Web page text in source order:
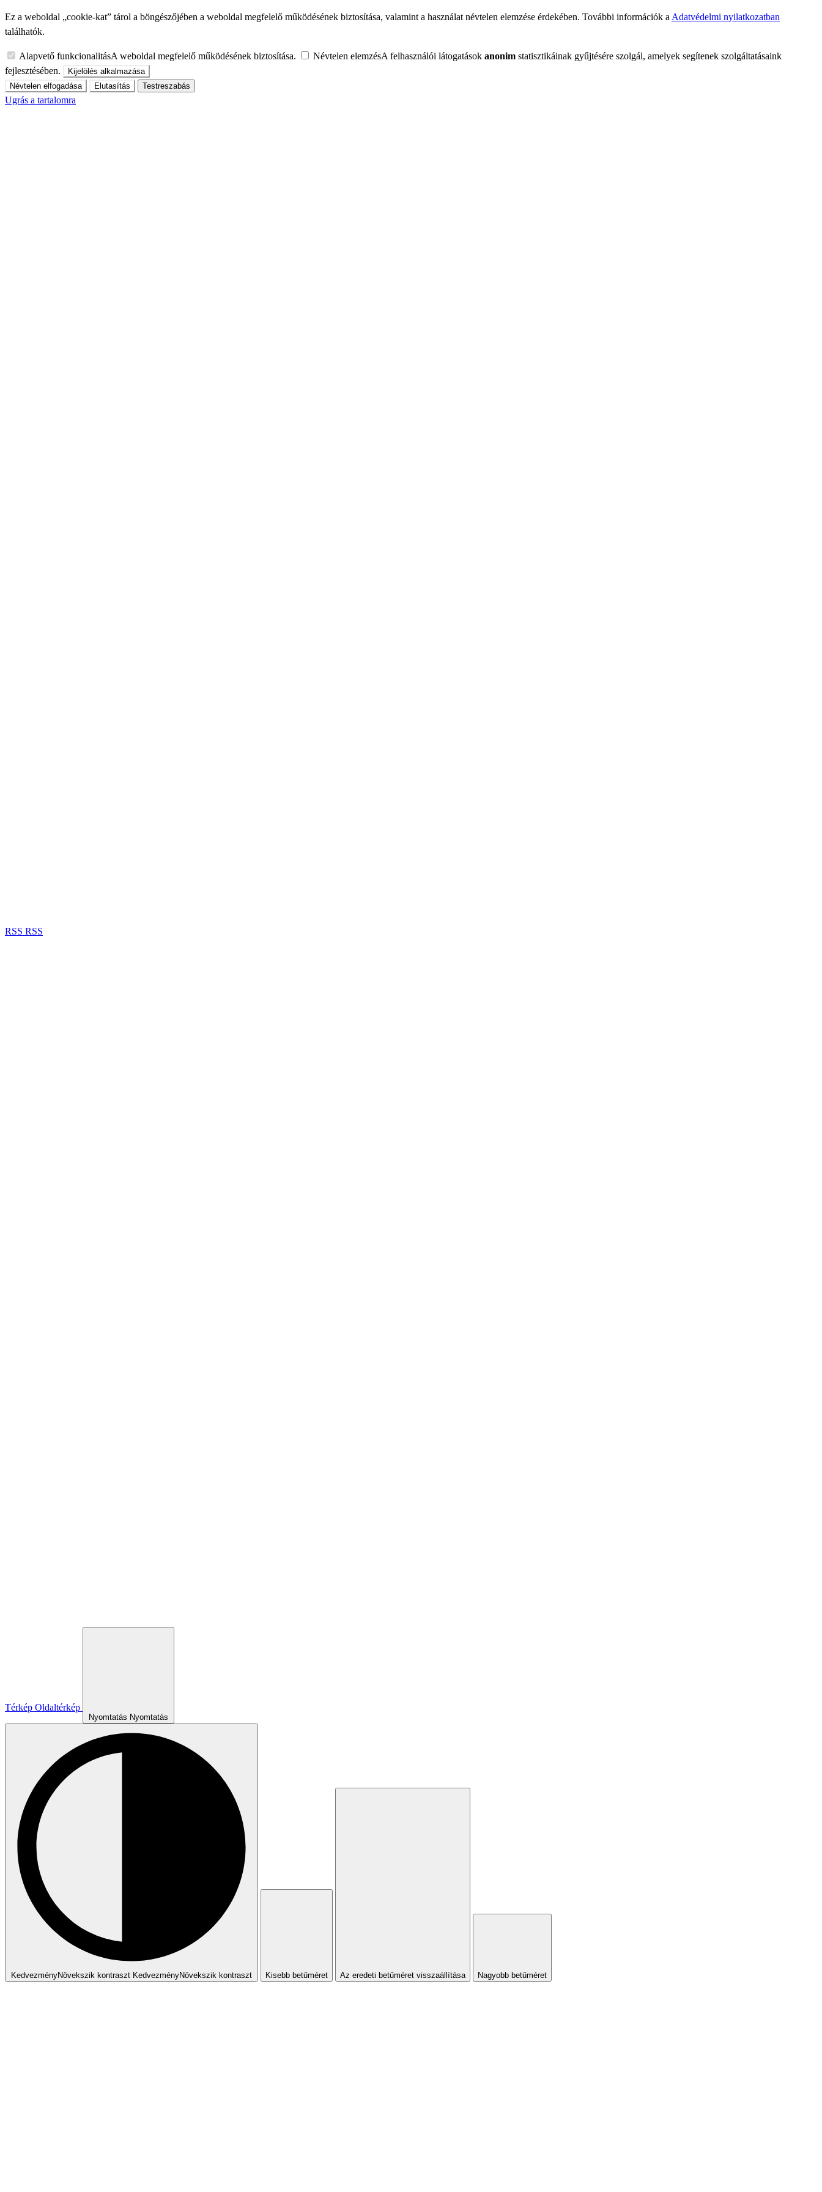
Ez a weboldal „cookie-kat” tárol a böngészőjében a weboldal megfelelő működésének biztosítása, valamint a használat névtelen elemzése érdekében. További információk a Adatvédelmi nyilatkozatban
találhatók.
Alapvető funkcionalitásA weboldal megfelelő működésének biztosítása. Névtelen elemzésA felhasználói látogatások anonim statisztikáinak gyűjtésére szolgál, amelyek segítenek szolgáltatásaink
fejlesztésében.
Kijelölés alkalmazása
Névtelen elfogadása
Elutasítás Testreszabás
Ugrás a tartalomra
RSS RSS
Térkép Oldaltérkép
Nyomtatás Nyomtatás
KedvezményNövekszik kontraszt KedvezményNövekszik kontraszt Kisebb betűméret Az eredeti betűméret visszaállítása Nagyobb betűméret